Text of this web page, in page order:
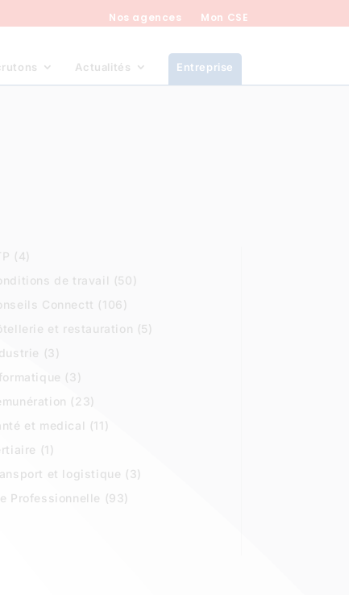
Nos agences Mon CSE
Actualités Entreprise
(4)
de travail (50)
Connectt (106)
et restauration (5)
(3)
(3)
(23)
et medical (11)
(1)
et logistique (3)
Professionnelle (93)